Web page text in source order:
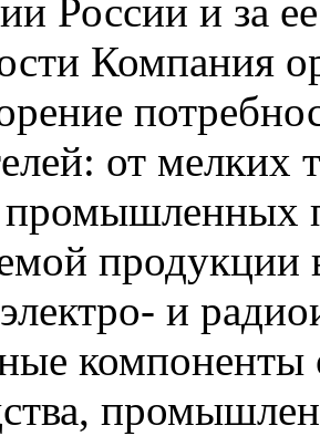
России и за
Компания
от мелких
продукции
и
компоненты